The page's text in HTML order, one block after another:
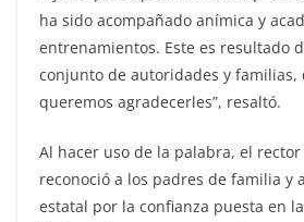
ha sido acompañado anímica y
entrenamientos. Este es resultado
conjunto de autoridades y familias,
queremos agradecerles”, resaltó.
Al hacer uso de la palabra, el rector
reconoció a los padres de familia y
estatal por la confianza puesta en